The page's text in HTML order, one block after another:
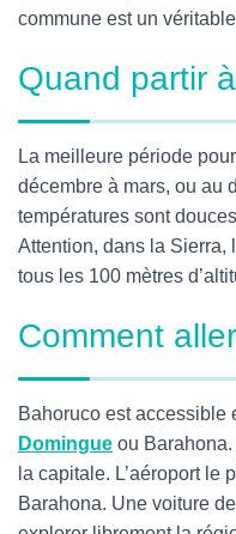
commune est un
Quand partir
La meilleure période
décembre à mars, ou au
températures sont
Attention, dans la Sierra,
tous les 100 mètres
Comment
Bahoruco est accessible
Domingue ou
la capitale. L’aéroport le
Barahona. Une voiture